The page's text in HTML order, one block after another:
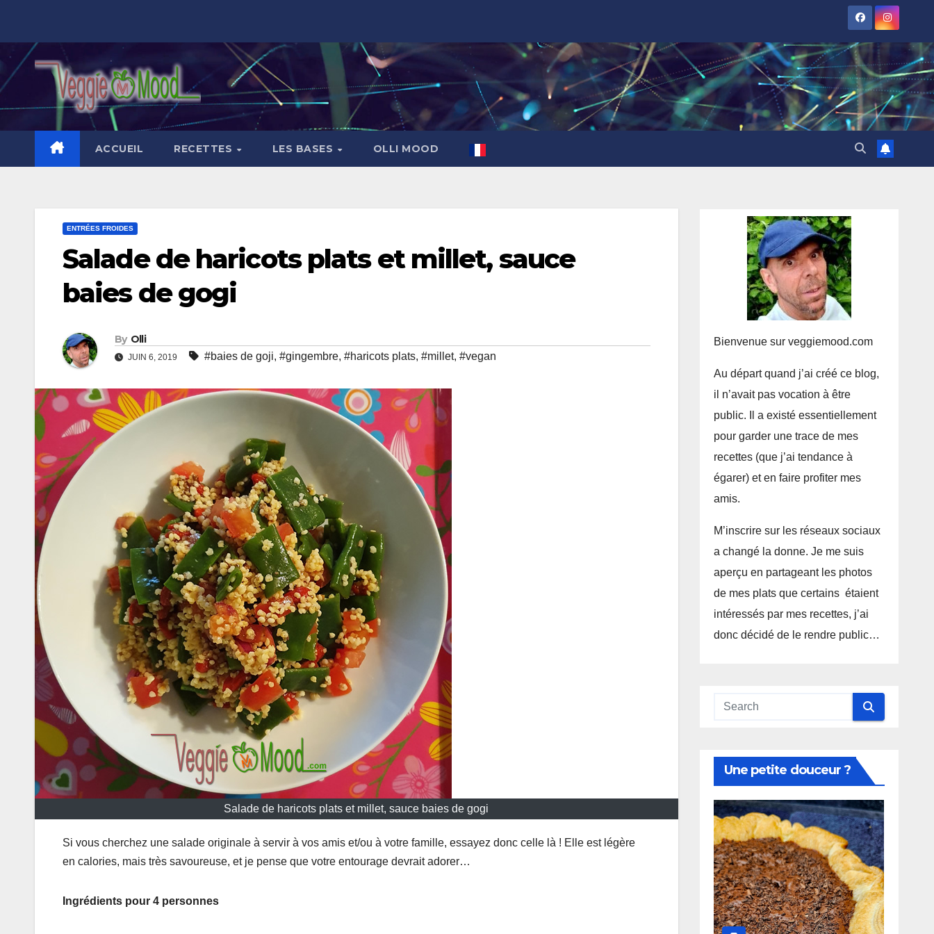
content
ACCUEIL RECETTES LES BASES OLLI MOOD
ENTRÉES FROIDES
Salade de haricots plats et millet, sauce
baies de gogi
By Olli
JUIN 6, 2019 #baies de goji, #gingembre, #haricots plats, #millet, #vegan
Salade de haricots plats et millet, sauce baies de gogi
Si vous cherchez une salade originale à servir à vos amis et/ou à votre famille, essayez donc celle là ! Elle est légère
en calories, mais très savoureuse, et je pense que votre entourage devrait adorer…
Ingrédients pour 4 personnes
Bienvenue sur veggiemood.com
Au départ quand j’ai créé ce blog,
il n’avait pas vocation à être
public. Il a existé essentiellement
pour garder une trace de mes
recettes (que j’ai tendance à
égarer) et en faire profiter mes
amis.
M’inscrire sur les réseaux sociaux
a changé la donne. Je me suis
aperçu en partageant les photos
de mes plats que certains étaient
intéressés par mes recettes, j’ai
donc décidé de le rendre public…
Une petite douceur ?